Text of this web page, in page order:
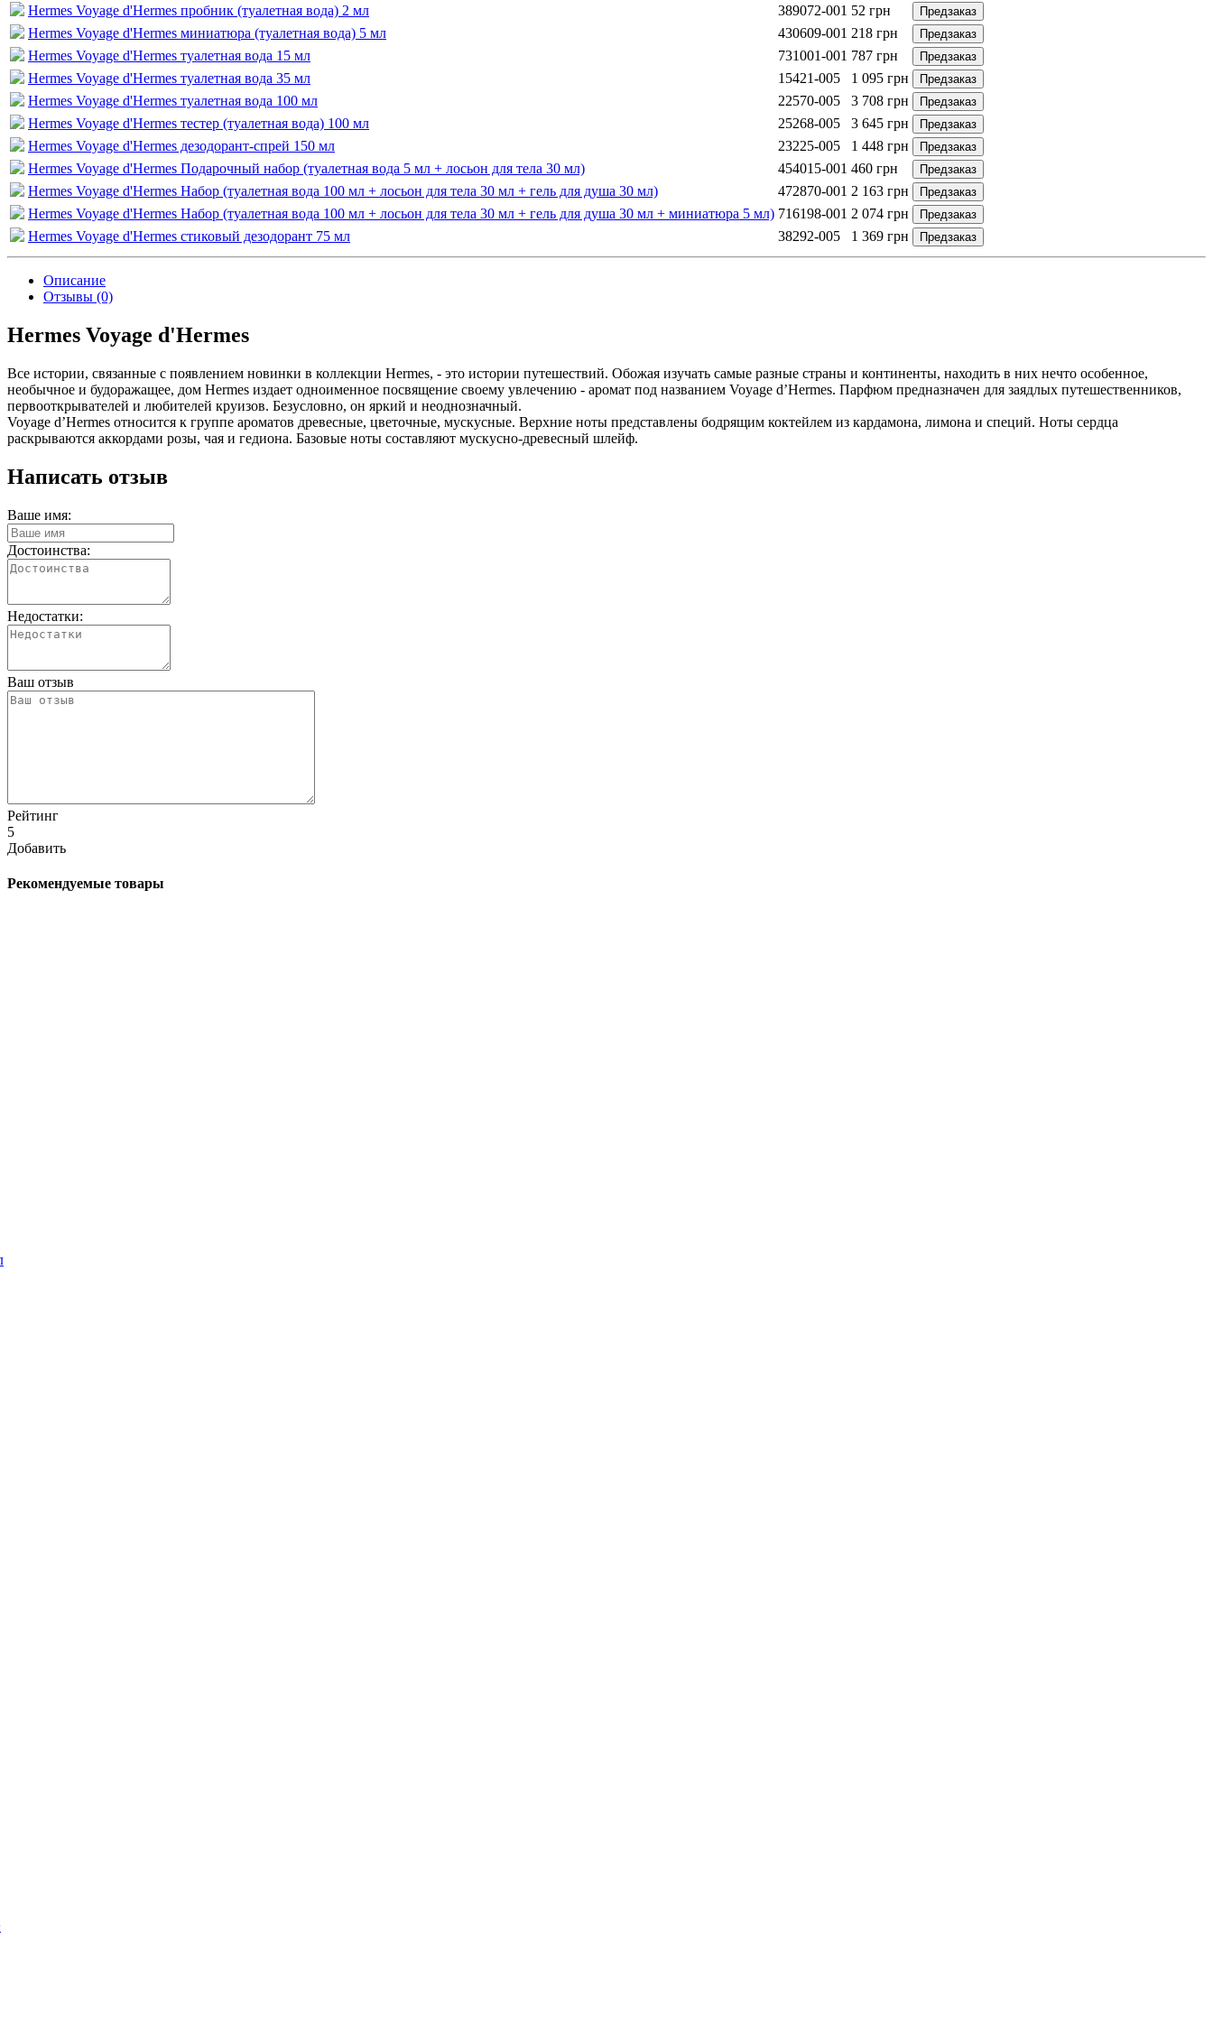
Hermes Voyage d'Hermes пробник (туалетная вода) 2 мл 389072-001 52 грн Предзаказ
Hermes Voyage d'Hermes миниатюра (туалетная вода) 5 мл 430609-001 218 грн Предзаказ
Hermes Voyage d'Hermes туалетная вода 15 мл 731001-001 787 грн Предзаказ
Hermes Voyage d'Hermes туалетная вода 35 мл 15421-005 1 095 грн Предзаказ
Hermes Voyage d'Hermes туалетная вода 100 мл 22570-005 3 708 грн Предзаказ
Hermes Voyage d'Hermes тестер (туалетная вода) 100 мл 25268-005 3 645 грн Предзаказ
Hermes Voyage d'Hermes дезодорант-спрей 150 мл 23225-005 1 448 грн Предзаказ
Hermes Voyage d'Hermes Подарочный набор (туалетная вода 5 мл + лосьон для тела 30 мл) 454015-001 460 грн Предзаказ
Hermes Voyage d'Hermes Набор (туалетная вода 100 мл + лосьон для тела 30 мл + гель для душа 30 мл) 472870-001 2 163 грн Предзаказ
Hermes Voyage d'Hermes Набор (туалетная вода 100 мл + лосьон для тела 30 мл + гель для душа 30 мл + миниатюра 5 мл) 716198-001 2 074 грн Предзаказ
Hermes Voyage d'Hermes стиковый дезодорант 75 мл 38292-005 1 369 грн Предзаказ
Описание
Отзывы (0)
Hermes Voyage d'Hermes
Все истории, связанные с появлением новинки в коллекции Hermes, - это истории путешествий. Обожая изучать самые разные страны и континенты, находить в них нечто особенное,
необычное и будоражащее, дом Hermes издает одноименное посвящение своему увлечению - аромат под названием Voyage d’Hermes. Парфюм предназначен для заядлых путешественников,
первооткрывателей и любителей круизов. Безусловно, он яркий и неоднозначный.
Voyage d’Hermes относится к группе ароматов древесные, цветочные, мускусные. Верхние ноты представлены бодрящим коктейлем из кардамона, лимона и специй. Ноты сердца
раскрываются аккордами розы, чая и гедиона. Базовые ноты составляют мускусно-древесный шлейф.
Написать отзыв
Ваше имя:
Достоинства:
Недостатки:
Ваш отзыв
Рейтинг
5
Добавить
Рекомендуемые товары